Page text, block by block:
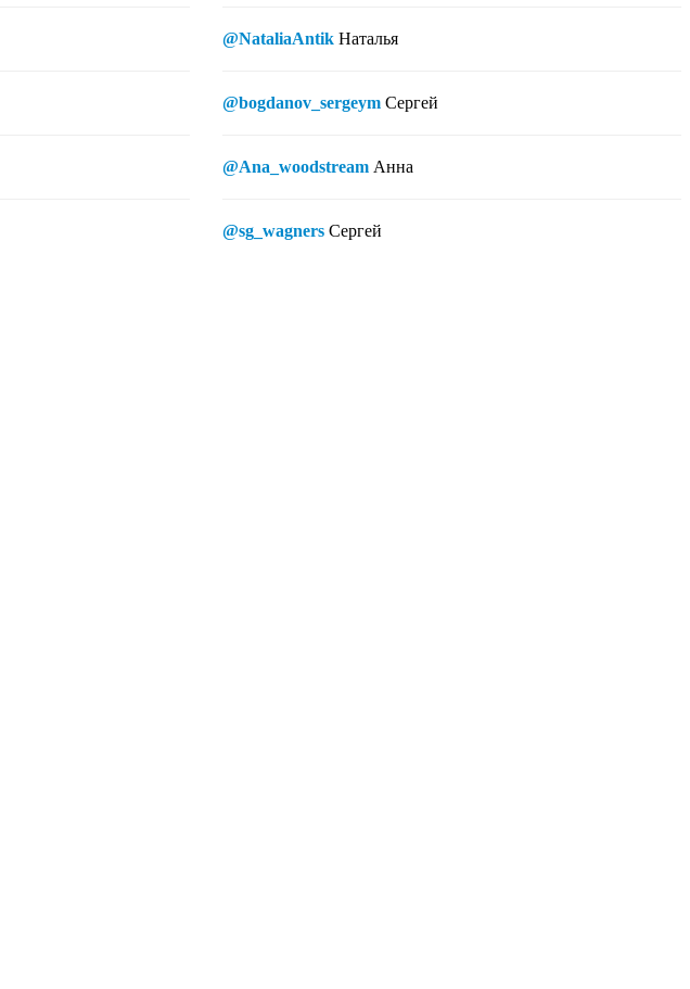
@NataliaAntik Наталья
@bogdanov_sergeym Сергей
@Ana_woodstream Анна
@sg_wagners Сергей